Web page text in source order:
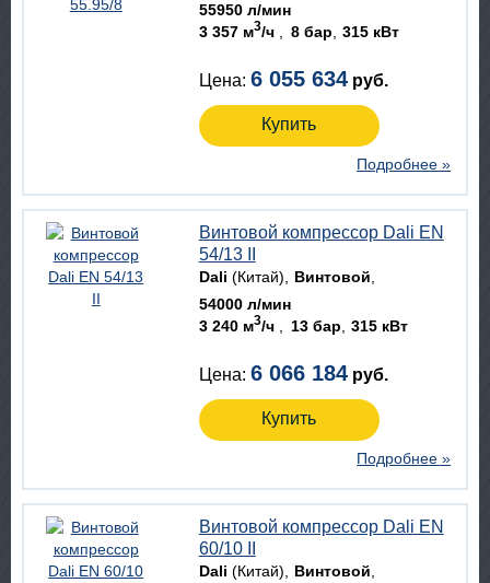
55950 л/мин
3 357 м3/ч 8 бар 315 кВт
Цена: 6 055 634 руб.
Купить
Подробнее »
Винтовой компрессор Dali EN
54/13 II
Dali (Китай)
Винтовой
54000 л/мин
3 240 м3/ч 13 бар 315 кВт
Цена: 6 066 184 руб.
Купить
Подробнее »
Винтовой компрессор Dali EN
60/10 II
Dali (Китай)
Винтовой